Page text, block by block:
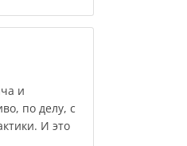
и
по делу, с
И это